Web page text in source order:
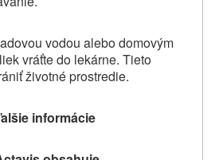
vodou alebo domovým
vráťte do lekárne. Tieto
životné prostredie.
informácie